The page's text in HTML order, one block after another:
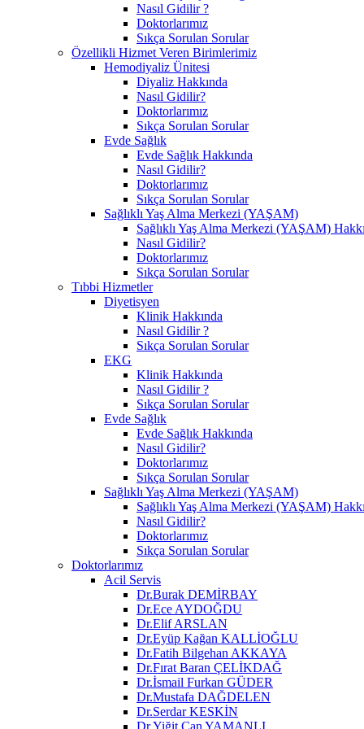
Nasıl Gidilir ?
Doktorlarımız
Sıkça Sorulan Sorular
Özellikli Hizmet Veren Birimlerimiz
Hemodiyaliz Ünitesi
Diyaliz Hakkında
Nasıl Gidilir?
Doktorlarımız
Sıkça Sorulan Sorular
Evde Sağlık
Evde Sağlık Hakkında
Nasıl Gidilir?
Doktorlarımız
Sıkça Sorulan Sorular
Sağlıklı Yaş Alma Merkezi (YAŞAM)
Sağlıklı Yaş Alma Merkezi (YAŞAM)
Nasıl Gidilir?
Doktorlarımız
Sıkça Sorulan Sorular
Tıbbi Hizmetler
Diyetisyen
Klinik Hakkında
Nasıl Gidilir ?
Sıkça Sorulan Sorular
EKG
Klinik Hakkında
Nasıl Gidilir ?
Sıkça Sorulan Sorular
Evde Sağlık
Evde Sağlık Hakkında
Nasıl Gidilir?
Doktorlarımız
Sıkça Sorulan Sorular
Sağlıklı Yaş Alma Merkezi (YAŞAM)
Sağlıklı Yaş Alma Merkezi (YAŞAM)
Nasıl Gidilir?
Doktorlarımız
Sıkça Sorulan Sorular
Doktorlarımız
Acil Servis
Dr.Burak DEMİRBAY
Dr.Ece AYDOĞDU
Dr.Elif ARSLAN
Dr.Eyüp Kağan KALLİOĞLU
Dr.Fatih Bilgehan AKKAYA
Dr.Fırat Baran ÇELİKDAĞ
Dr.İsmail Furkan GÜDER
Dr.Mustafa DAĞDELEN
Dr.Serdar KESKİN
Dr.Yiğit Can YAMANLI